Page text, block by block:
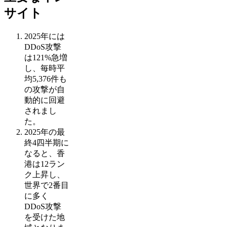
サイト
2025年には
DDoS攻撃
は121%急増
し、毎時平
均5,376件も
の攻撃が自
動的に回避
されまし
た。
2025年の最
終4四半期に
なると、香
港は12ラン
ク上昇し、
世界で2番目
に多く
DDoS攻撃
を受けた地